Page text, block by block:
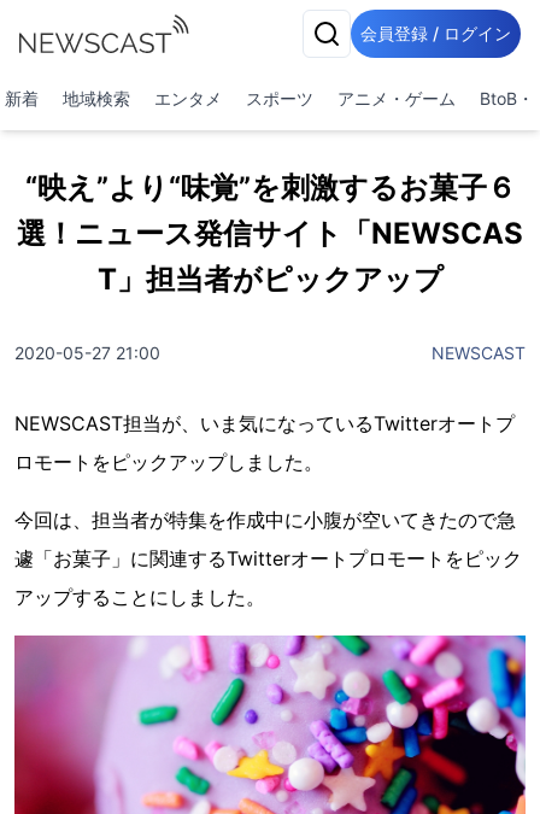
会員登録 / ログイン
新着 地域検索 エンタメ スポーツ アニメ・ゲーム BtoB・
“映え”より“味覚”を刺激するお菓子６
選！ニュース発信サイト「NEWSCAS
T」担当者がピックアップ
2020-05-27 21:00 NEWSCAST
NEWSCAST担当が、いま気になっているTwitterオートプ
ロモートをピックアップしました。
今回は、担当者が特集を作成中に小腹が空いてきたので急
遽「お菓子」に関連するTwitterオートプロモートをピック
アップすることにしました。